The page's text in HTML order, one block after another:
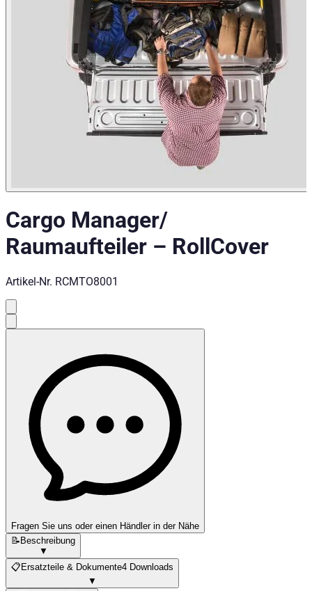
Cargo Manager/
Raumaufteiler – RollCover
Artikel-Nr. RCMTO8001
Fragen Sie uns oder einen Händler in der Nähe
📝Beschreibung
▼
📋Ersatzteile & Dokumente4 Downloads
▼